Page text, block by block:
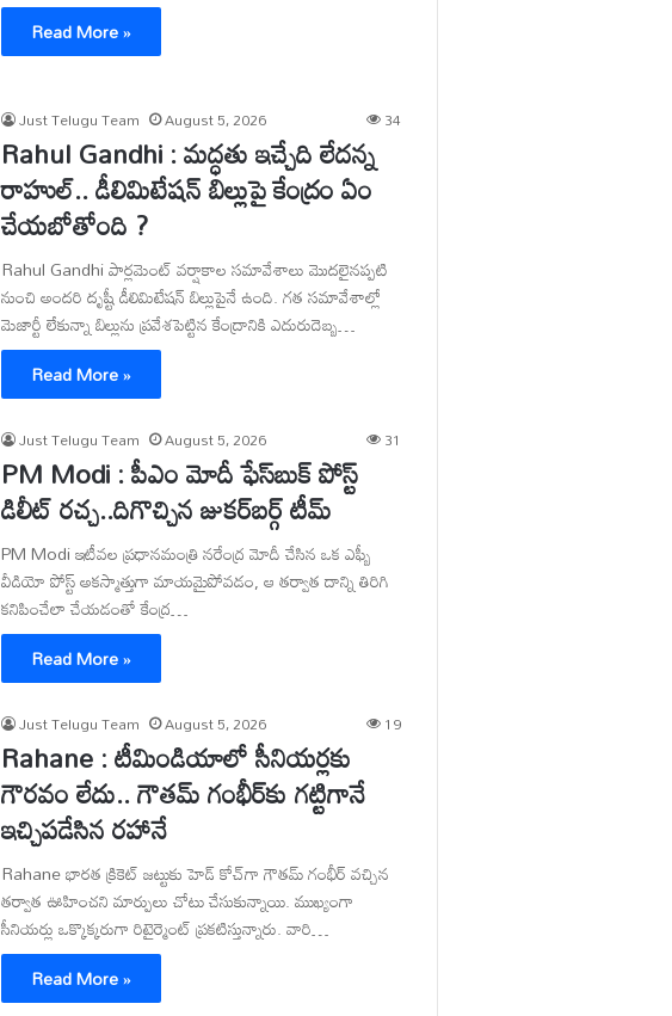
Read More »
Just Telugu Team August 5, 2026 34
Rahul Gandhi : మద్ధతు ఇచ్చేది లేదన్న
రాహుల్.. డీలిమిటేషన్ బిల్లుపై కేంద్రం ఏం
చేయబోతోంది ?
Rahul Gandhi పార్లమెంట్ వర్షాకాల సమావేశాలు మొదలైనప్పటి
నుంచి అందరి దృష్టీ డీలిమిటేషన్ బిల్లుపైనే ఉంది. గత సమావేశాల్లో
మెజార్టీ లేకున్నా బిల్లును ప్రవేశపెట్టిన కేంద్రానికి ఎదురుదెబ్బ…
Read More »
Just Telugu Team August 5, 2026 31
PM Modi : పీఎం మోదీ ఫేస్‌బుక్ పోస్ట్
డిలీట్ రచ్చ..దిగొచ్చిన జుకర్‌బర్గ్ టీమ్
PM Modi ఇటీవల ప్రధానమంత్రి నరేంద్ర మోదీ చేసిన ఒక ఎఫ్బీ
వీడియో పోస్ట్ అకస్మాత్తుగా మాయమైపోవడం, ఆ తర్వాత దాన్ని తిరిగి
కనిపించేలా చేయడంతో కేంద్ర…
Read More »
Just Telugu Team August 5, 2026 19
Rahane : టీమిండియాలో సీనియర్లకు
గౌరవం లేదు.. గౌతమ్ గంభీర్‌కు గట్టిగానే
ఇచ్చిపడేసిన రహానే
Rahane భారత క్రికెట్ జట్టుకు హెడ్ కోచ్‌గా గౌతమ్ గంభీర్ వచ్చిన
తర్వాత ఊహించని మార్పులు చోటు చేసుకున్నాయి. ముఖ్యంగా
సీనియర్లు ఒక్కొక్కరుగా రిటైర్మెంట్ ప్రకటిస్తున్నారు. వారి…
Read More »